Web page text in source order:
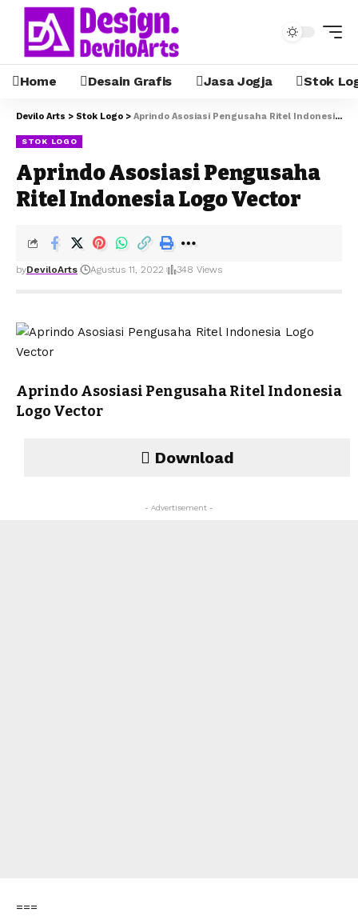
Home Desain Grafis Jasa Jogja Stok
Devilo Arts > Stok Logo > Aprindo Asosiasi Pengusaha Ritel Indonesia Logo Vector
STOK LOGO
Aprindo Asosiasi Pengusaha
Ritel Indonesia Logo Vector
byDeviloArts Agustus 11, 2022 348 Views
Aprindo Asosiasi Pengusaha Ritel Indonesia
Logo Vector
Download
- Advertisement -
===